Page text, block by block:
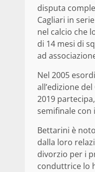
disputa
Cagliari in
nel calcio che
di 14 mesi di
ad
Nel 2005
all’edizione
2019
semifinale con
Bettarini è
dalla loro
divorzio per i
conduttrice lo